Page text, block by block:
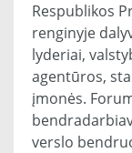
Respublikos
renginyje
lyderiai,
agentūros,
įmonės.
verslo